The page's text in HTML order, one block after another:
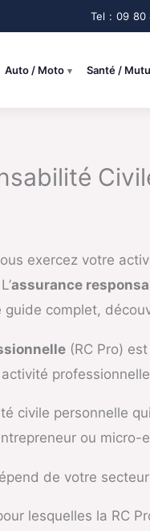
Auto / Moto Santé /
exercez votre
assurance
complet,
(RC Pro)
civile personnelle
ou micro-
de votre secteur
lesquelles la RC